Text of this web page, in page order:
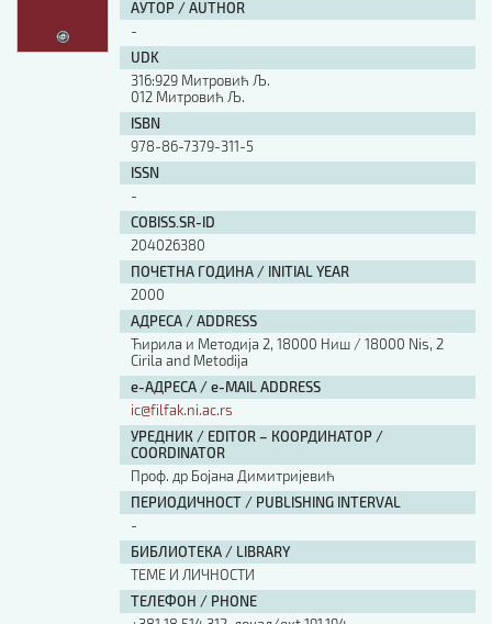
АУТОР / AUTHOR
-
UDK
316:929 Митровић Љ.
012 Митровић Љ.
ISBN
978-86-7379-311-5
ISSN
-
COBISS.SR-ID
204026380
ПОЧЕТНА ГОДИНА / INITIAL YEAR
2000
АДРЕСА / ADDRESS
Ћирила и Методија 2, 18000 Ниш / 18000 Nis, 2
Cirila and Metodija
е-АДРЕСА / e-MAIL ADDRESS
ic@filfak.ni.ac.rs
УРЕДНИК / EDITOR – КООРДИНАТОР /
COORDINATOR
Проф. др Бојана Димитријевић
ПЕРИОДИЧНОСТ / PUBLISHING INTERVAL
-
БИБЛИОТЕКА / LIBRARY
ТЕМЕ И ЛИЧНОСТИ
ТЕЛЕФОН / PHONE